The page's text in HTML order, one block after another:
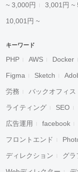
~ 3,000円 3,001円 ~
10,001円 ~
キーワード
PHP AWS Docker
Figma Sketch
労務 バックオフィス
ライティング SEO
広告運用 facebook
フロントエンド
ディレクション グラ